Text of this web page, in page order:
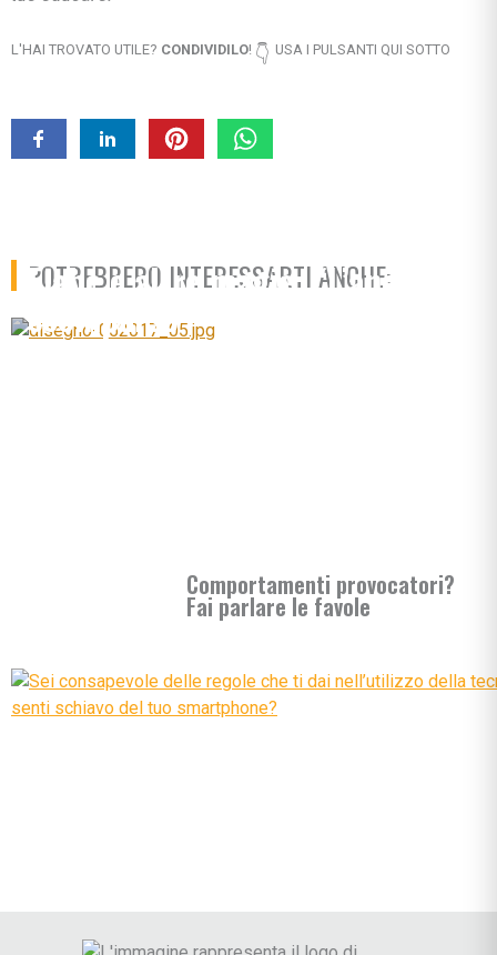
L'HAI TROVATO UTILE? CONDIVIDILO! 👇 USA I PULSANTI QUI SOTTO
POTREBBERO INTERESSARTI ANCHE:
Fiabe e altre magie: “L’anello
scomparso”
Comportamenti provocatori?
Fai parlare le favole